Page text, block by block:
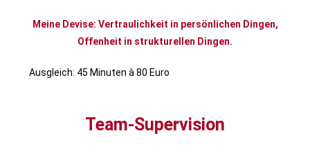
Meine Devise: Vertraulichkeit in persönlichen Dingen,
Offenheit in strukturellen Dingen.
Ausgleich: 45 Minuten à 80 Euro
Team-Supervision